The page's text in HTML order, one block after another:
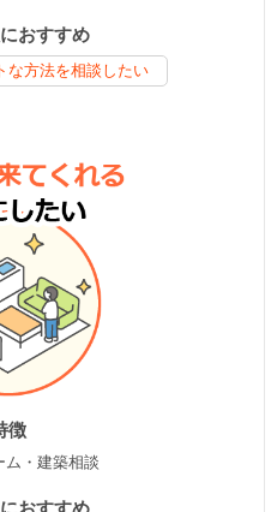
おすすめ
な方法を相談したい
徴
ム・建築相談
おすすめ